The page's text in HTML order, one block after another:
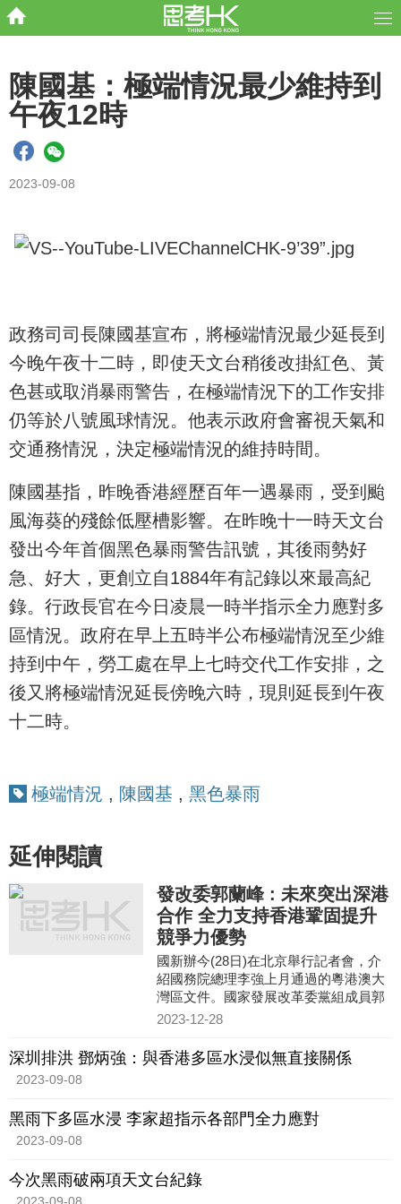
陳國基：極端情況最少維持到
午夜12時
2023-09-08
政務司司長陳國基宣布，將極端情況最少延長到
今晚午夜十二時，即使天文台稍後改掛紅色、黃
色甚或取消暴雨警告，在極端情況下的工作安排
仍等於八號風球情況。他表示政府會審視天氣和
交通務情況，決定極端情況的維持時間。
陳國基指，昨晚香港經歷百年一遇暴雨，受到颱
風海葵的殘餘低壓槽影響。在昨晚十一時天文台
發出今年首個黑色暴雨警告訊號，其後雨勢好
急、好大，更創立自1884年有記錄以來最高紀
錄。行政長官在今日凌晨一時半指示全力應對多
區情況。政府在早上五時半公布極端情況至少維
持到中午，勞工處在早上七時交代工作安排，之
後又將極端情況延長傍晚六時，現則延長到午夜
十二時。
極端情況 , 陳國基 , 黑色暴雨
延伸閱讀
發改委郭蘭峰 : 未來突出深港
合作 全力支持香港鞏固提升
競爭力優勢
國新辦今(28日)在北京舉行記者會，介
紹國務院總理李強上月通過的粵港澳大
灣區文件。國家發展改革委黨組成員郭
蘭峰表示，今次通過的文件與之前出台
2023-12-28
深圳排洪 鄧炳強：與香港多區水浸似無直接關係
2023-09-08
黑雨下多區水浸 李家超指示各部門全力應對
2023-09-08
今次黑雨破兩項天文台紀錄
2023-09-08